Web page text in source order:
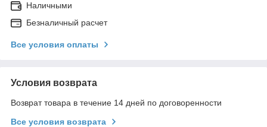
Наличными
Безналичный расчет
Все условия оплаты
Условия возврата
Возврат товара в течение 14 дней по договоренности
Все условия возврата